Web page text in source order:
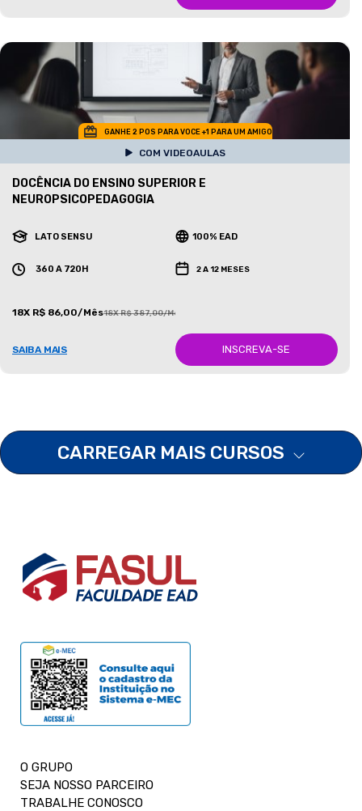
GANHE 2 POS PARA VOCE +1 PARA UM AMIGO
COM VIDEOAULAS
DOCÊNCIA DO ENSINO SUPERIOR E
NEUROPSICOPEDAGOGIA
LATO SENSU 100% EAD
360 A 720H 2 A 12 MESES
18X R$ 86,00/Mês18X R$ 387,00/Mês
SAIBA MAIS INSCREVA-SE
CARREGAR MAIS CURSOS
O GRUPO
SEJA NOSSO PARCEIRO
TRABALHE CONOSCO